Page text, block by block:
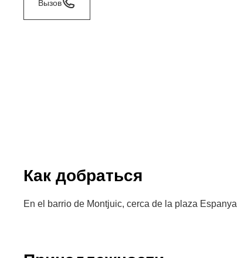
Вызов
Как добраться
En el barrio de Montjuic, cerca de la plaza Espanya